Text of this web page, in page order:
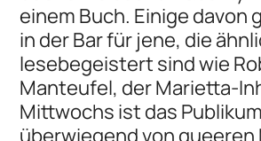
einem Buch. Einige davon
in der Bar für jene, die
lesebegeistert sind wie
Manteufel, der Marietta-
Mittwochs ist das Publikum
überwiegend von queeren